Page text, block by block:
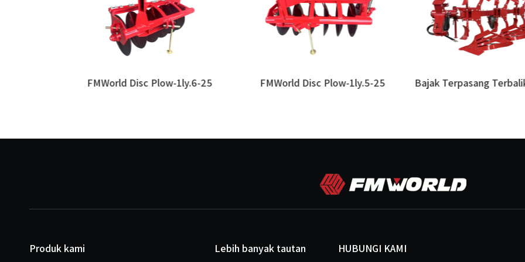
FMWorld Disc Plow-1ly.6-25 FMWorld Disc Plow-1ly.5-25
Produk kami Lebih banyak tautan HUBUNGI KAMI